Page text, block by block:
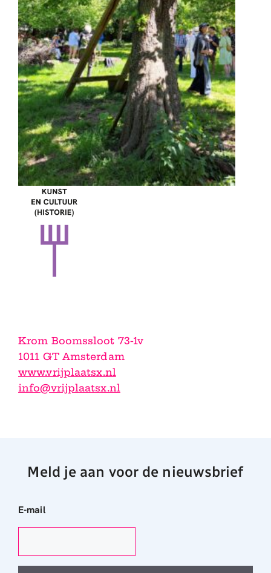
Krom Boomssloot 73-1v
1011 GT Amsterdam
www.vrijplaatsx.nl
info@vrijplaatsx.nl
Meld je aan voor de nieuwsbrief
E-mail